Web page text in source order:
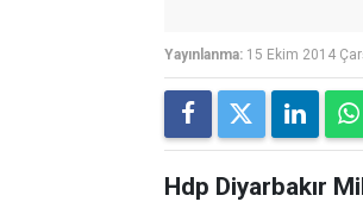
Yayınlanma: 15 Ekim 2014
Hdp Diyarbakır